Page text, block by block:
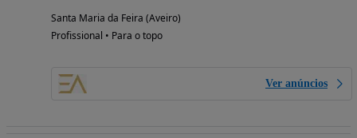
Santa Maria da Feira (Aveiro)
Profissional • Para o topo
Ver anúncios